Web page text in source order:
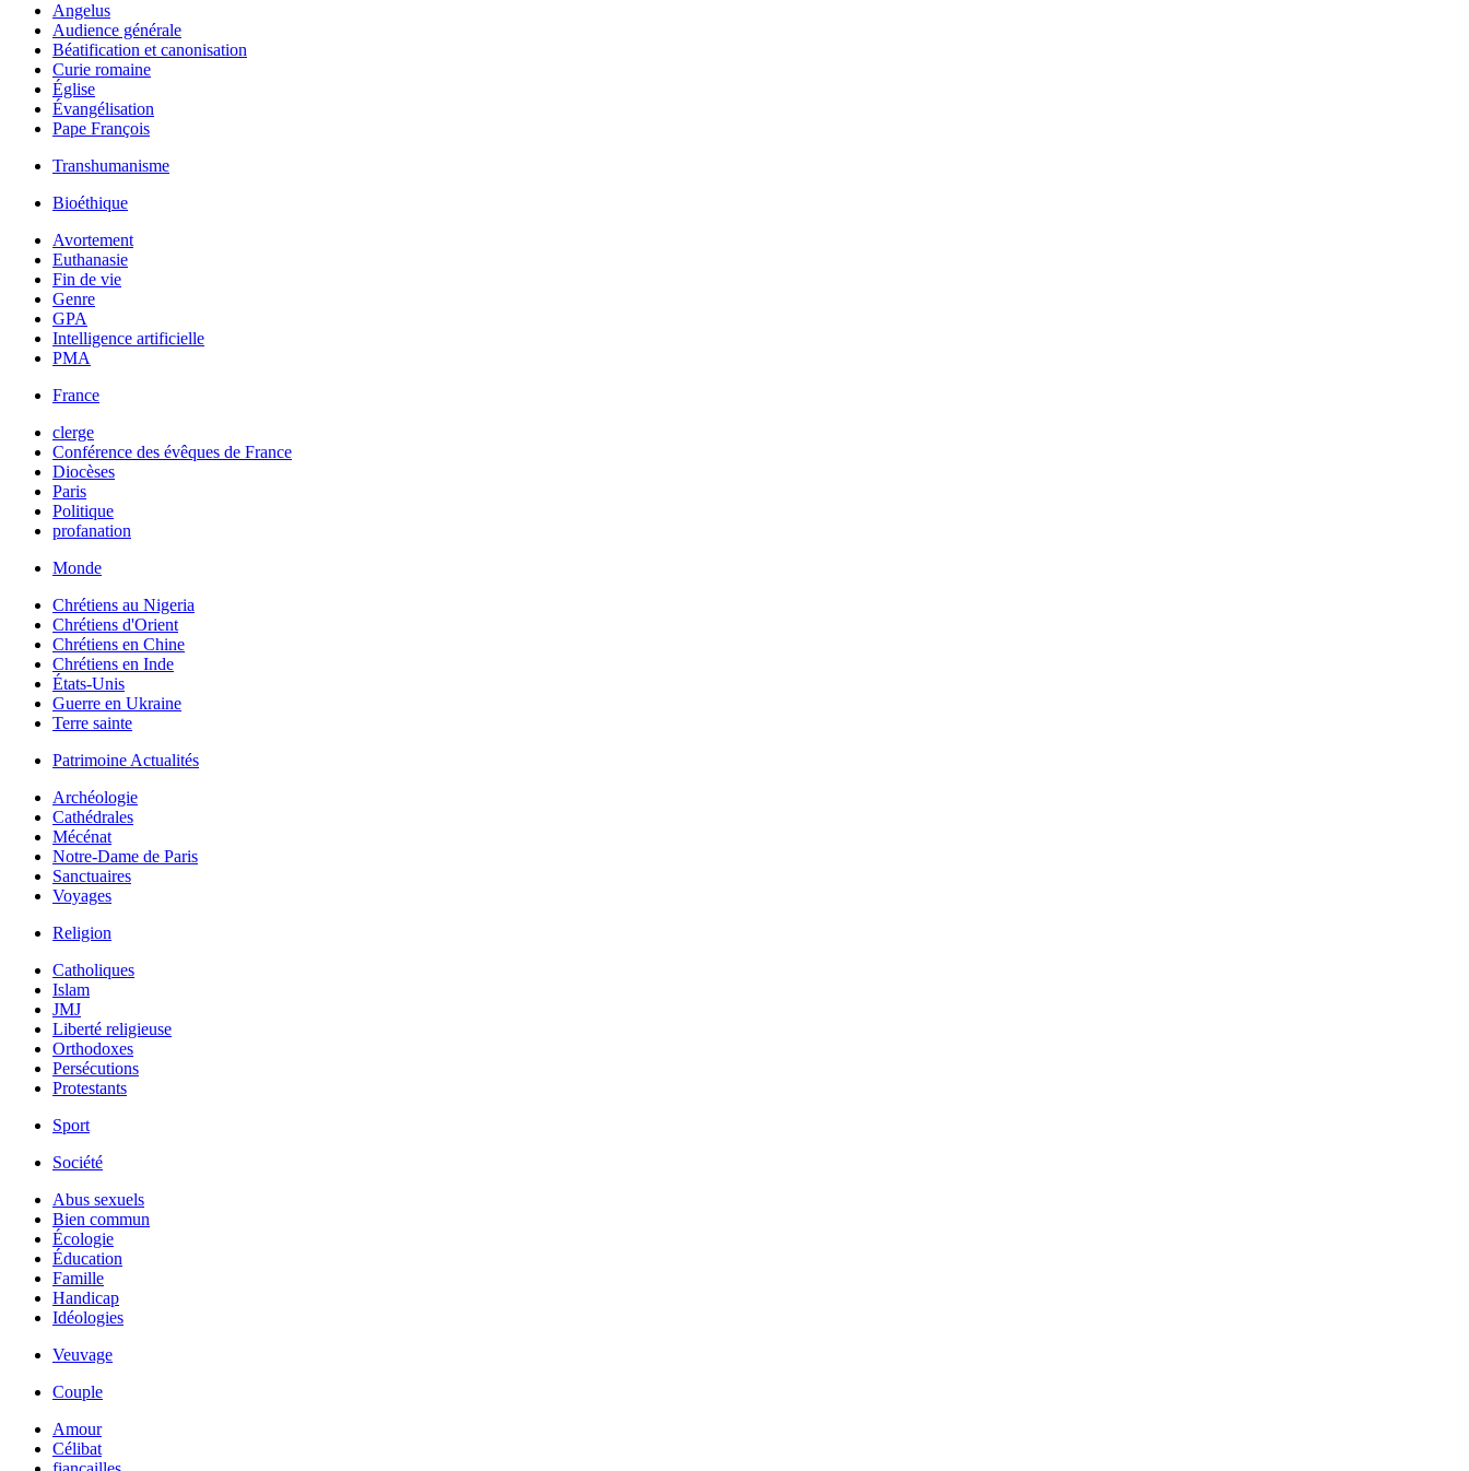
Angelus
Audience générale
Béatification et canonisation
Curie romaine
Église
Évangélisation
Pape François
Transhumanisme
Bioéthique
Avortement
Euthanasie
Fin de vie
Genre
GPA
Intelligence artificielle
PMA
France
clerge
Conférence des évêques de France
Diocèses
Paris
Politique
profanation
Monde
Chrétiens au Nigeria
Chrétiens d'Orient
Chrétiens en Chine
Chrétiens en Inde
États-Unis
Guerre en Ukraine
Terre sainte
Patrimoine Actualités
Archéologie
Cathédrales
Mécénat
Notre-Dame de Paris
Sanctuaires
Voyages
Religion
Catholiques
Islam
JMJ
Liberté religieuse
Orthodoxes
Persécutions
Protestants
Sport
Société
Abus sexuels
Bien commun
Écologie
Éducation
Famille
Handicap
Idéologies
Veuvage
Couple
Amour
Célibat